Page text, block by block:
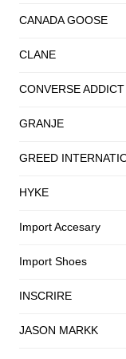
CANADA GOOSE
CLANE
CONVERSE ADDICT
GRANJE
GREED
HYKE
Import Accesary
Import Shoes
INSCRIRE
JASON MARKK